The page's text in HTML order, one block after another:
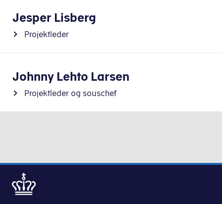
Jesper Lisberg
Projektleder
Johnny Lehto Larsen
Projektleder og souschef